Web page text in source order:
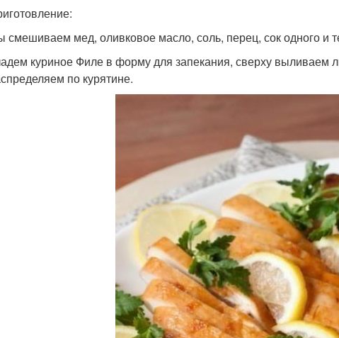
смешиваем мед, оливковое масло, соль, перец, сок одного и
куриное Филе в форму для запекания, сверху выливаем
по курятине.